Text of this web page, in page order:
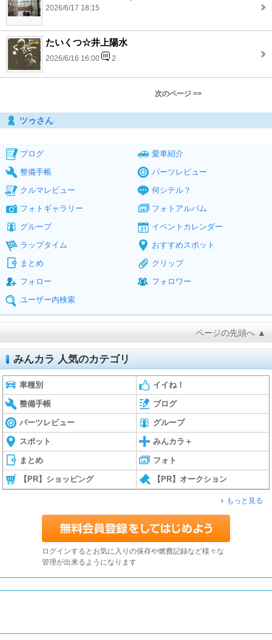
2026/6/17 18:15
たいくつ☆井上陽水
2026/6/16 16:00 2
次のページ >>
ツゥさん
ブログ
愛車紹介
整備手帳
パーツレビュー
クルマレビュー
何シテル？
フォトギャラリー
フォトアルバム
グループ
イベントカレンダー
ラップタイム
おすすめスポット
まとめ
クリップ
フォロー
フォロワー
ユーザー内検索
ページの先頭へ ▲
みんカラ 人気のカテゴリ
車種別 イイね！
整備手帳 ブログ
パーツレビュー グループ
スポット みんカラ＋
まとめ フォト
【PR】ショッピング 【PR】オークション
もっと見る
ログインするとお気に入りの保存や燃費記録など様々な
管理が出来るようになります